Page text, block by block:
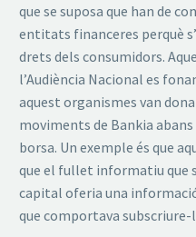
que se suposa que han de
entitats financeres perquè
drets dels consumidors.
l’Audiència Nacional es
aquest organismes van
moviments de Bankia
borsa. Un exemple és que
que el fullet informatiu que
capital oferia una
que comportava subscriure-